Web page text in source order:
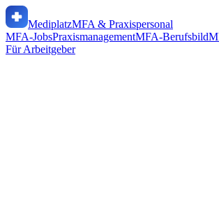
MediplatzMFA & Praxispersonal
MFA-JobsPraxismanagementMFA-Berufsbild
Für Arbeitgeber